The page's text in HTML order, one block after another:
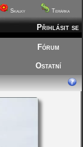
Skalky Terárka
Přihlásit se
Fórum
Ostatní